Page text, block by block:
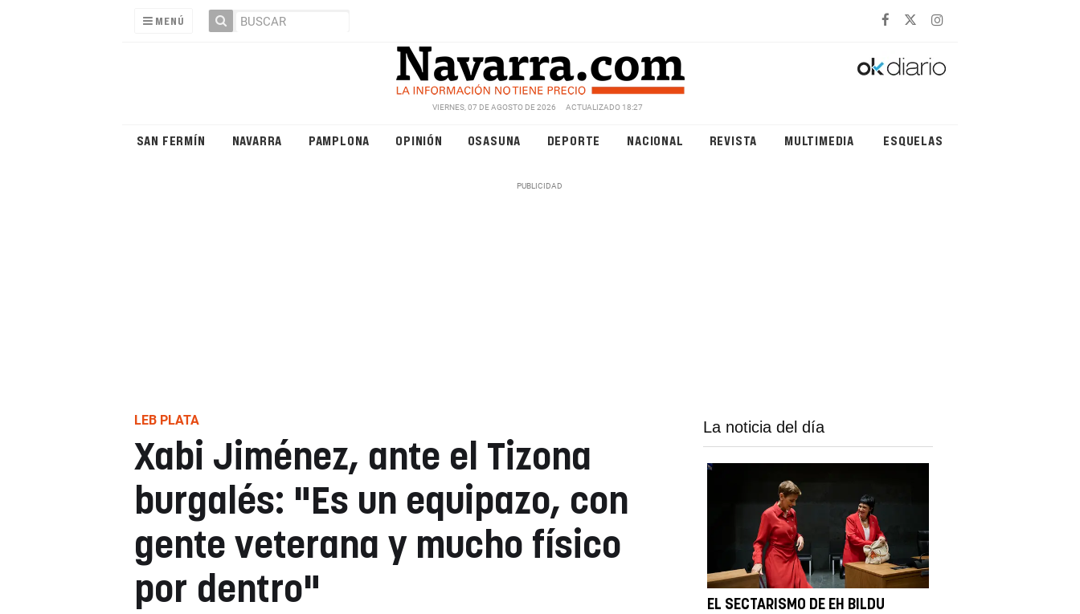
MENÚ
VIERNES, 07 DE AGOSTO DE 2026 ACTUALIZADO 18:27
SAN FERMÍN NAVARRA PAMPLONA OPINIÓN OSASUNA DEPORTE NACIONAL REVISTA MULTIMEDIA ESQUELAS
LEB PLATA
Xabi Jiménez, ante el Tizona
burgalés: "Es un equipazo, con
gente veterana y mucho físico
por dentro"
La noticia del día
EL SECTARISMO DE EH BILDU